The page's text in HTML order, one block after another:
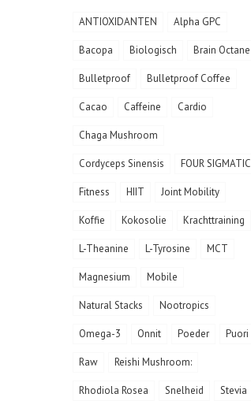
ANTIOXIDANTEN Alpha GPC
Bacopa Biologisch Brain Octane
Bulletproof Bulletproof Coffee
Cacao Caffeine Cardio
Chaga Mushroom
Cordyceps Sinensis FOUR SIGMATIC
Fitness HIIT Joint Mobility
Koffie Kokosolie Krachttraining
L-Theanine L-Tyrosine MCT
Magnesium Mobile
Natural Stacks Nootropics
Omega-3 Onnit Poeder Puori
Raw Reishi Mushroom:
Rhodiola Rosea Snelheid Stevia